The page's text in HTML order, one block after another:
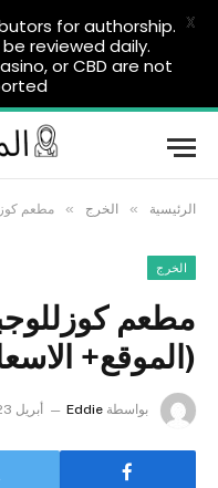
الرئيسية » الخرج » مطعم
الخرج
مطعم
(الموقع+
بواسطة Eddie أبريل 23, 2025
for authorship.
reviewed daily.
or CBD are not
X